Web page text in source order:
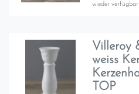
wieder
Villeroy
weiss
TOP